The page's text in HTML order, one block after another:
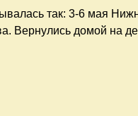
так: 3-6 мая
Вернулись домой на